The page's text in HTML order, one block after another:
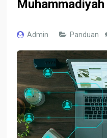
Admin Panduan